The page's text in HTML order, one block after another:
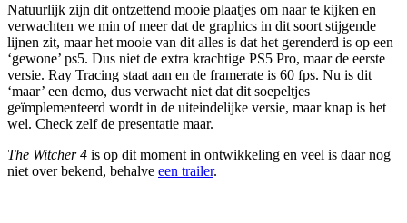
Natuurlijk zijn dit ontzettend mooie plaatjes om naar te kijken en
verwachten we min of meer dat de graphics in dit soort stijgende
lijnen zit, maar het mooie van dit alles is dat het gerenderd is op een
‘gewone’ ps5. Dus niet de extra krachtige PS5 Pro, maar de eerste
versie. Ray Tracing staat aan en de framerate is 60 fps. Nu is dit
‘maar’ een demo, dus verwacht niet dat dit soepeltjes
geïmplementeerd wordt in de uiteindelijke versie, maar knap is het
wel. Check zelf de presentatie maar.
The Witcher 4 is op dit moment in ontwikkeling en veel is daar nog
niet over bekend, behalve een trailer.